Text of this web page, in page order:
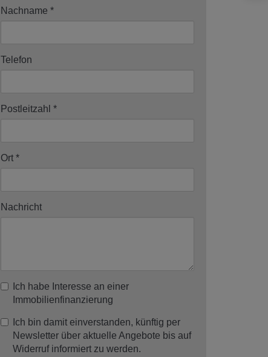
Nachname
Telefon
Postleitzahl
Ort
Nachricht
Ich habe Interesse an einer
Immobilienfinanzierung
Ich bin damit einverstanden, künftig per
Newsletter über aktuelle Angebote bis auf
Widerruf informiert zu werden.